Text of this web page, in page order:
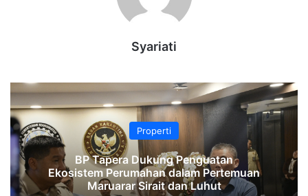
Syariati
Properti
‎BP Tapera Dukung Penguatan
Ekosistem Perumahan dalam Pertemuan
Maruarar Sirait dan Luhut‎‎